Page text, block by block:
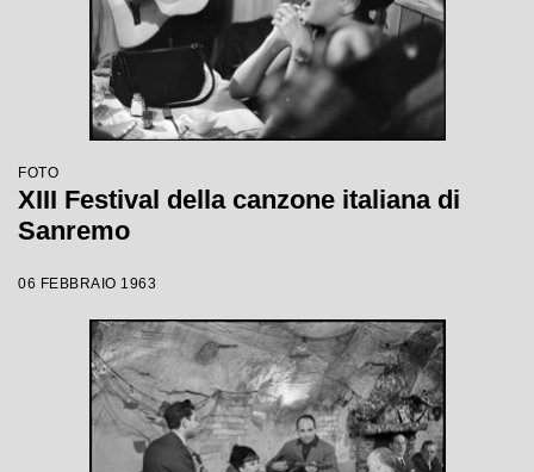
FOTO
XIII Festival della canzone italiana di
Sanremo
06 FEBBRAIO 1963